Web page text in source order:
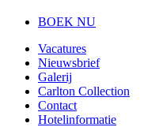
BOEK NU
Vacatures
Nieuwsbrief
Galerij
Carlton Collection
Contact
Hotelinformatie